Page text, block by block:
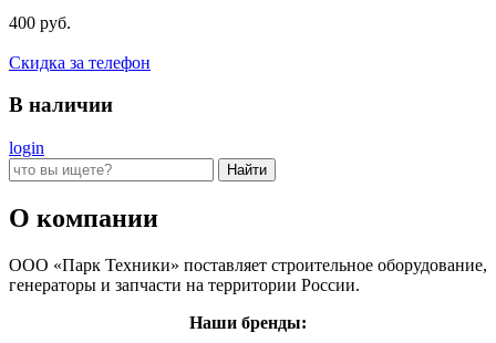
400 руб.
Скидка за телефон
В наличии
login
О компании
ООО «Парк Техники» поставляет строительное оборудование,
генераторы и запчасти на территории России.
Наши бренды: